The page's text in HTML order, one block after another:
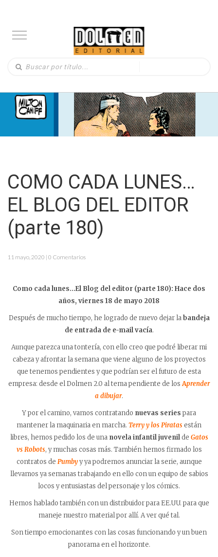
COMO CADA LUNES…
EL BLOG DEL EDITOR
(parte 180)
11 mayo, 2020 | 0 Comentarios
Como cada lunes…El Blog del editor (parte 180): Hace dos
años, viernes 18 de mayo 2018
Después de mucho tiempo, he logrado de nuevo dejar labandeja
de entrada de e-mail vacía.
Aunque parezca una tontería, con ello creo que podré liberar mi
cabeza y afrontar la semana que viene alguno de los proyectos
que tenemos pendientes y que podrían ser el futuro de esta
empresa: desde el Dolmen 2.0 al tema pendiente de losAprender
a dibujar.
Y por el camino, vamos contratando nuevas series para
mantener la maquinaria en marcha. Terry y los Piratas están
libres, hemos pedido los de una novela infantil juvenilde Gatos
vs Robots, y muchas cosas más. También hemos firmado los
contratos de Pumby y ya podremos anunciar la serie, aunque
llevamos ya semanas trabajando en ello con un equipo de sabios
locos y entusiastas del personaje y los cómics.
Hemos hablado también con un distribuidor para EE.UU. para que
maneje nuestro material por allí. A ver qué tal.
Son tiempo emocionantes con las cosas funcionando y un buen
panorama en el horizonte.